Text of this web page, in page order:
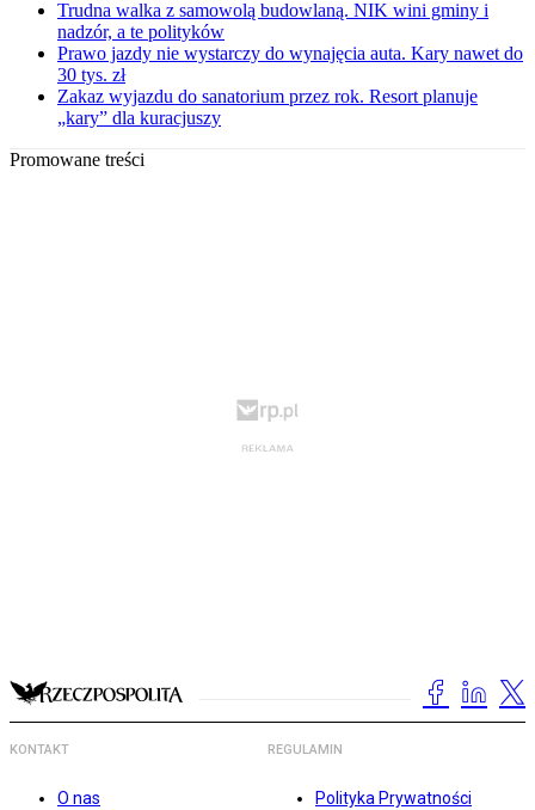
Trudna walka z samowolą budowlaną. NIK wini gminy i
nadzór, a te polityków
Prawo jazdy nie wystarczy do wynajęcia auta. Kary nawet do
30 tys. zł
Zakaz wyjazdu do sanatorium przez rok. Resort planuje
„kary” dla kuracjuszy
Promowane treści
KONTAKT
O nas
REGULAMIN
Polityka Prywatności